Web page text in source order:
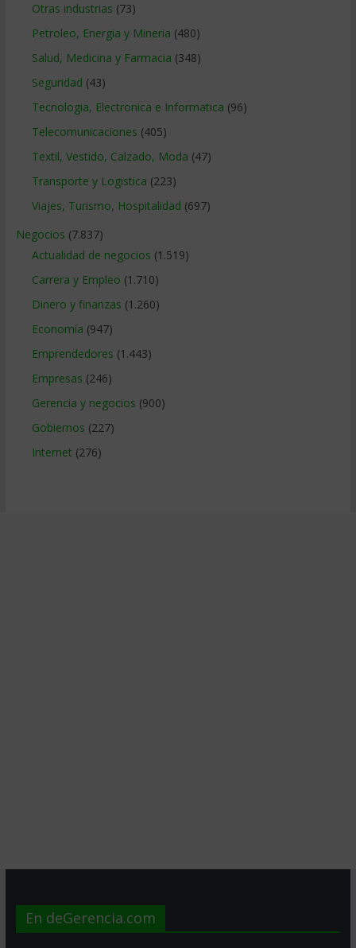
Otras industrias (73)
Petroleo, Energia y Mineria (480)
Salud, Medicina y Farmacia (348)
Seguridad (43)
Tecnologia, Electronica e Informatica (96)
Telecomunicaciones (405)
Textil, Vestido, Calzado, Moda (47)
Transporte y Logistica (223)
Viajes, Turismo, Hospitalidad (697)
Negocios (7.837)
Actualidad de negocios (1.519)
Carrera y Empleo (1.710)
Dinero y finanzas (1.260)
Economía (947)
Emprendedores (1.443)
Empresas (246)
Gerencia y negocios (900)
Gobiernos (227)
Internet (276)
En deGerencia.com